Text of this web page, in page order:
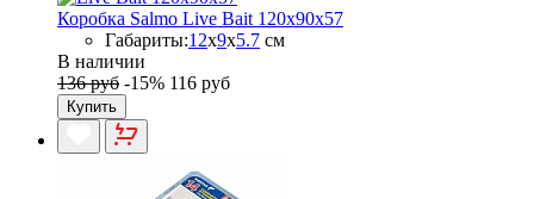
Коробка Salmo Live Bait 120х90х57
Габариты:12x9x5.7 см
В наличии
136 руб -15% 116 руб
Купить